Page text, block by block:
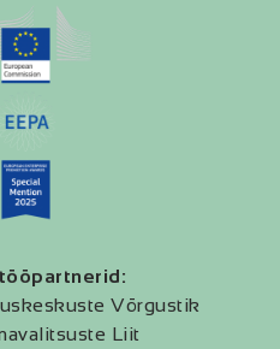
Võrgustik
Liit